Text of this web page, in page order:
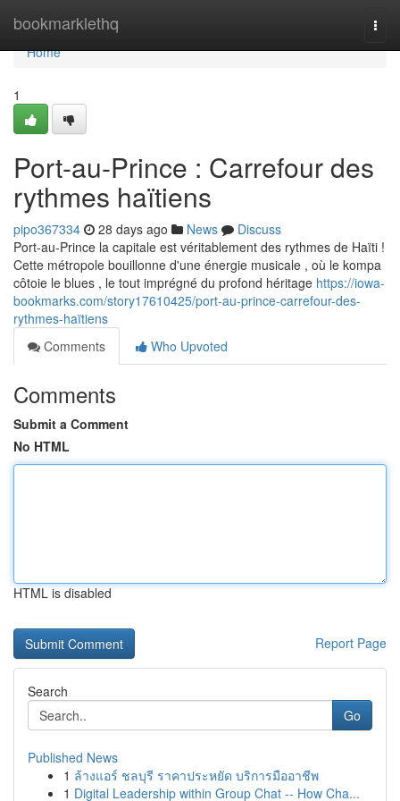
bookmarklethq
Home
Home
1
Port-au-Prince : Carrefour des
rythmes haïtiens
pipo367334 28 days ago News
Discuss
Port-au-Prince la capitale est véritablement des rythmes de Haïti !
Cette métropole bouillonne d'une énergie musicale , où le kompa
côtoie le blues , le tout imprégné du profond héritage https://iowa-
bookmarks.com/story17610425/port-au-prince-carrefour-des-
rythmes-haïtiens
Comments
Who Upvoted
Comments
Submit a Comment
No HTML
HTML is disabled
Report Page
Search
Go
Published News
1 ล้างแอร์ ชลบุรี ราคาประหยัด บริการมืออาชีพ
1 Digital Leadership within Group Chat -- How Cha...